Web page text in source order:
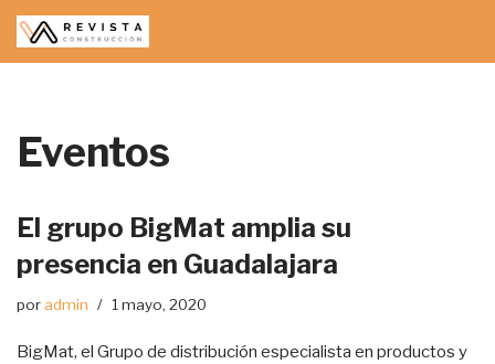
Saltar
Eventos
El grupo BigMat amplia su
presencia en Guadalajara
por admin 1 mayo, 2020
BigMat, el Grupo de distribución especialista en productos y